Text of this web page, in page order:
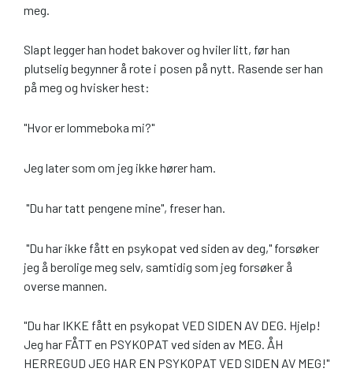
meg.
Slapt legger han hodet bakover og hviler litt, før han
plutselig begynner å rote i posen på nytt. Rasende ser han
på meg og hvisker hest:
"Hvor er lommeboka mi?"
Jeg later som om jeg ikke hører ham.
"Du har tatt pengene mine", freser han.
"Du har ikke fått en psykopat ved siden av deg," forsøker
jeg å berolige meg selv, samtidig som jeg forsøker å
overse mannen.
"Du har IKKE fått en psykopat VED SIDEN AV DEG. Hjelp!
Jeg har FÅTT en PSYKOPAT ved siden av MEG. ÅH
HERREGUD JEG HAR EN PSYKOPAT VED SIDEN AV MEG!"